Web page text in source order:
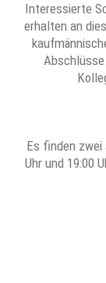
Interessierte
erhalten an
Es finden
Uhr und 19:00